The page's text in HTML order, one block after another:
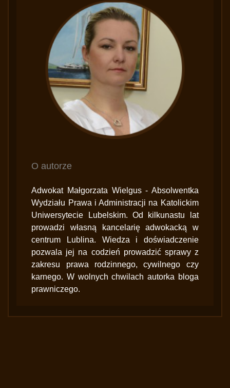
O autorze
Adwokat Małgorzata Wielgus - Absolwentka
Wydziału Prawa i Administracji na Katolickim
Uniwersytecie Lubelskim. Od kilkunastu lat
prowadzi własną kancelarię adwokacką w
centrum Lublina. Wiedza i doświadczenie
pozwala jej na codzień prowadzić sprawy z
zakresu prawa rodzinnego, cywilnego czy
karnego. W wolnych chwilach autorka bloga
prawniczego.